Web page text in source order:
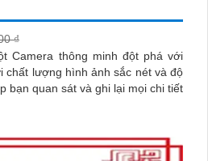
₫
Camera thông minh đột phá với
bạn quan sát và ghi lại mọi chi tiết